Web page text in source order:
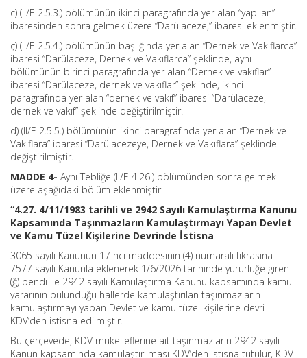
c) (II/F-2.5.3.) bölümünün ikinci paragrafında yer alan “yapılan”
ibaresinden sonra gelmek üzere “Darülaceze,” ibaresi eklenmiştir.
ç) (II/F-2.5.4.) bölümünün başlığında yer alan “Dernek ve Vakıflarca”
ibaresi “Darülaceze, Dernek ve Vakıflarca” şeklinde, aynı
bölümünün birinci paragrafında yer alan “Dernek ve vakıflar”
ibaresi “Darülaceze, dernek ve vakıflar” şeklinde, ikinci
paragrafında yer alan “dernek ve vakıf” ibaresi “Darülaceze,
dernek ve vakıf” şeklinde değiştirilmiştir.
d) (II/F-2.5.5.) bölümünün ikinci paragrafında yer alan “Dernek ve
Vakıflara” ibaresi “Darülacezeye, Dernek ve Vakıflara” şeklinde
değiştirilmiştir.
MADDE 4- Aynı Tebliğe (II/F-4.26.) bölümünden sonra gelmek
üzere aşağıdaki bölüm eklenmiştir.
“4.27. 4/11/1983 tarihli ve 2942 Sayılı Kamulaştırma Kanunu
Kapsamında Taşınmazların Kamulaştırmayı Yapan Devlet
ve Kamu Tüzel Kişilerine Devrinde İstisna
3065 sayılı Kanunun 17 nci maddesinin (4) numaralı fıkrasına
7577 sayılı Kanunla eklenerek 1/6/2026 tarihinde yürürlüğe giren
(ğ) bendi ile 2942 sayılı Kamulaştırma Kanunu kapsamında kamu
yararının bulunduğu hallerde kamulaştırılan taşınmazların
kamulaştırmayı yapan Devlet ve kamu tüzel kişilerine devri
KDV’den istisna edilmiştir.
Bu çerçevede, KDV mükelleflerine ait taşınmazların 2942 sayılı
Kanun kapsamında kamulaştırılması KDV’den istisna tutulur, KDV